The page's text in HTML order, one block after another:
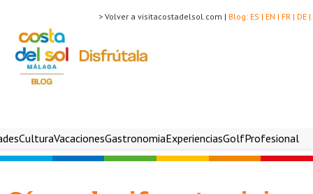
DE |
FR |
EN |
ES |
Blog:
> Volver a visitacostadelsol.com |
CulturaVacacionesGastronomiaExperienciasGolfProfesional